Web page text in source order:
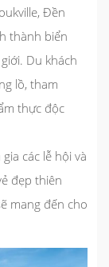
Đền
thành biển
Du khách
lồ, tham
thực độc
các lễ hội và
đẹp thiên
mang đến cho